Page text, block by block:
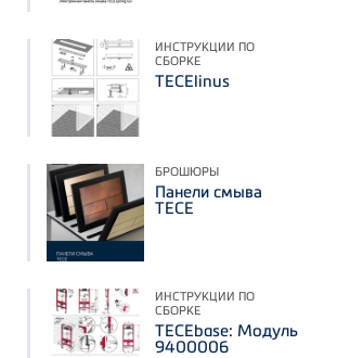
ИНСТРУКЦИИ ПО
СБОРКЕ
TECElinus
БРОШЮРЫ
Панели смыва
TECE
ИНСТРУКЦИИ ПО
СБОРКЕ
TECEbase: Модуль
9400006